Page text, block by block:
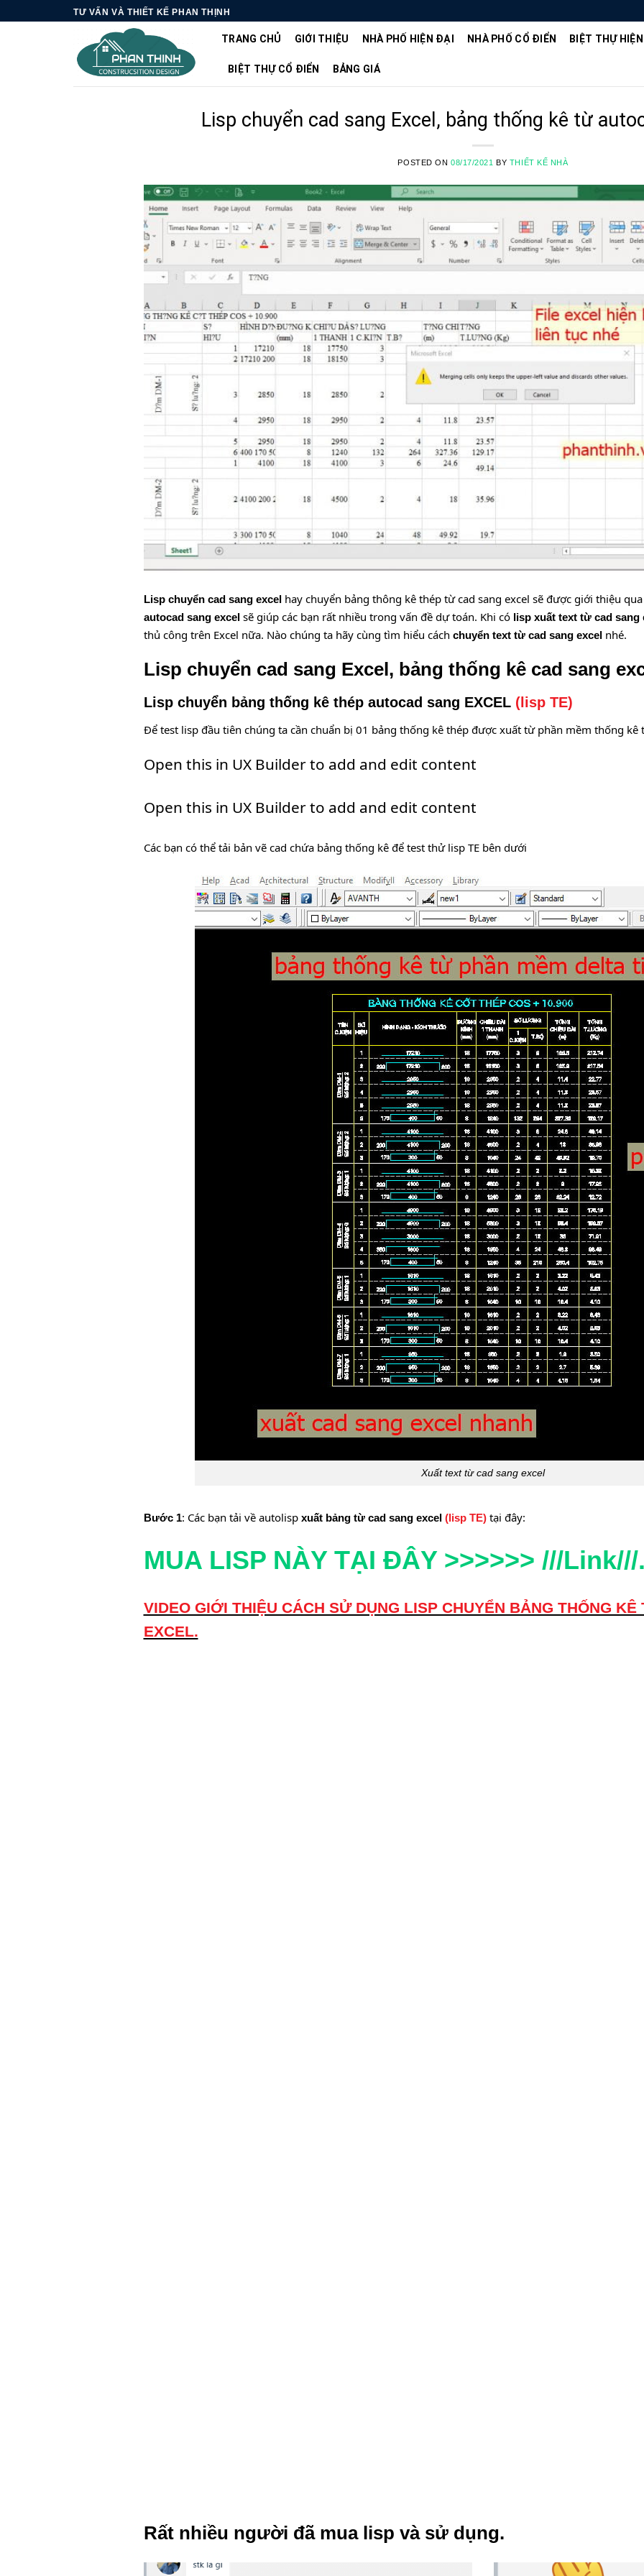
TƯ VẤN VÀ THIẾT KẾ PHAN THỊNH
TRANG CHỦ GIỚI THIỆU NHÀ PHỐ HIỆN ĐẠI NHÀ PHỐ CỔ ĐIỂN BIỆT THỰ
BIỆT THỰ CỔ ĐIỂN BẢNG GIÁ
Lisp chuyển cad sang Excel, bảng thống kê từ
POSTED ON 08/17/2021 BY THIẾT KẾ NHÀ
Lisp chuyển cad sang excelhay chuyển bảng thông kê thép từ cad sang excel sẽ được giới thiệu
autocad sang excelsẽ giúp các bạn rất nhiều trong vấn đề dự toán. Khi có lisp xuất text từ cad sang
thủ công trên Excel nữa. Nào chúng ta hãy cùng tìm hiểu cách chuyển text từ cad sang excelnhé.
Lisp chuyển cad sang Excel, bảng thống kê cad sang
Lisp chuyển bảng thống kê thép autocad sang EXCEL (lisp TE)
Để test lisp đầu tiên chúng ta cần chuẩn bị 01 bảng thống kê thép được xuất từ phần mềm thống kê
Open this in UX Builder to add and edit content
Open this in UX Builder to add and edit content
Các bạn có thể tải bản vẽ cad chứa bảng thống kê để test thử lisp TE bên dưới
Xuất text từ cad sang excel
Bước 1: Các bạn tải về autolisp xuất bảng từ cad sang excel (lisp TE)tại đây:
MUA LISP NÀY TẠI ĐÂY >>>>>> ///Link///.
VIDEO GIỚI THIỆU CÁCH SỬ DỤNG LISP CHUYỂN BẢNG THỐNG KÊ
EXCEL.
Rất nhiều người đã mua lisp và sử dụng.